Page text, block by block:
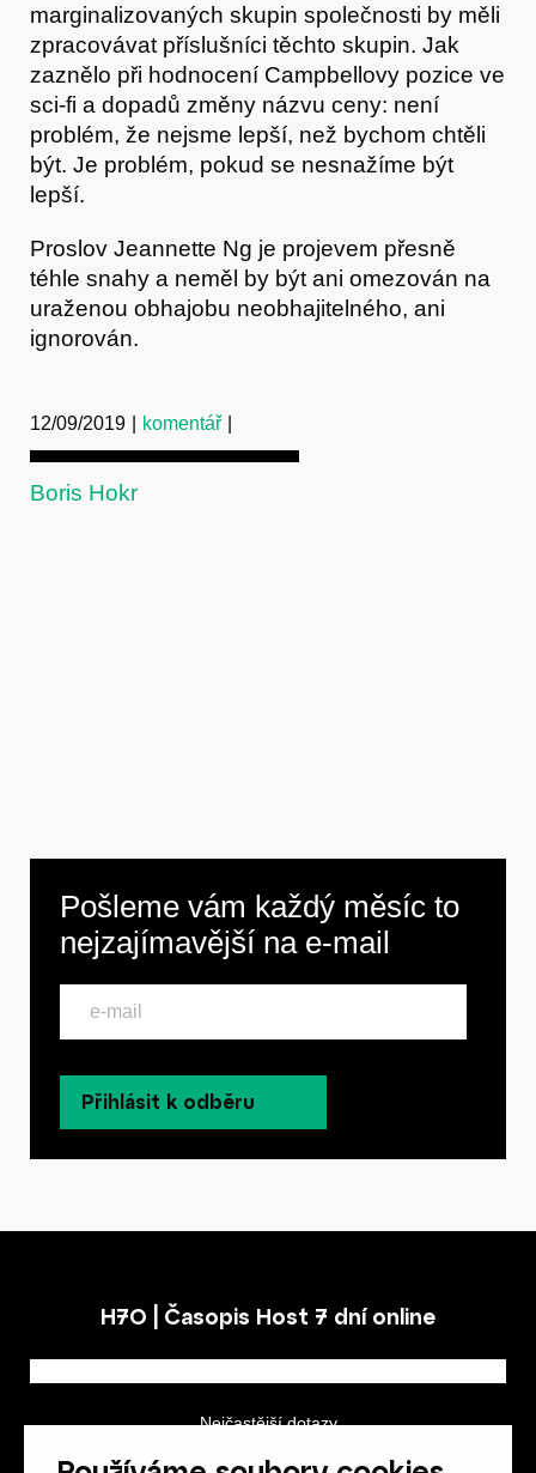
Předplatné
marginalizovaných skupin společnosti by měli
zpracovávat příslušníci těchto skupin. Jak
zaznělo při hodnocení Campbellovy pozice ve
sci-fi a dopadů změny názvu ceny: není
problém, že nejsme lepší, než bychom chtěli
být. Je problém, pokud se nesnažíme být
lepší.
Proslov Jeannette Ng je projevem přesně
téhle snahy a neměl by být ani omezován na
uraženou obhajobu neobhajitelného, ani
ignorován.
12/09/2019 komentář
Boris Hokr
Pošleme vám každý měsíc to
nejzajímavější na e-mail
Přihlásit k odběru
H7O | Časopis Host 7 dní online
Nejčastější dotazy